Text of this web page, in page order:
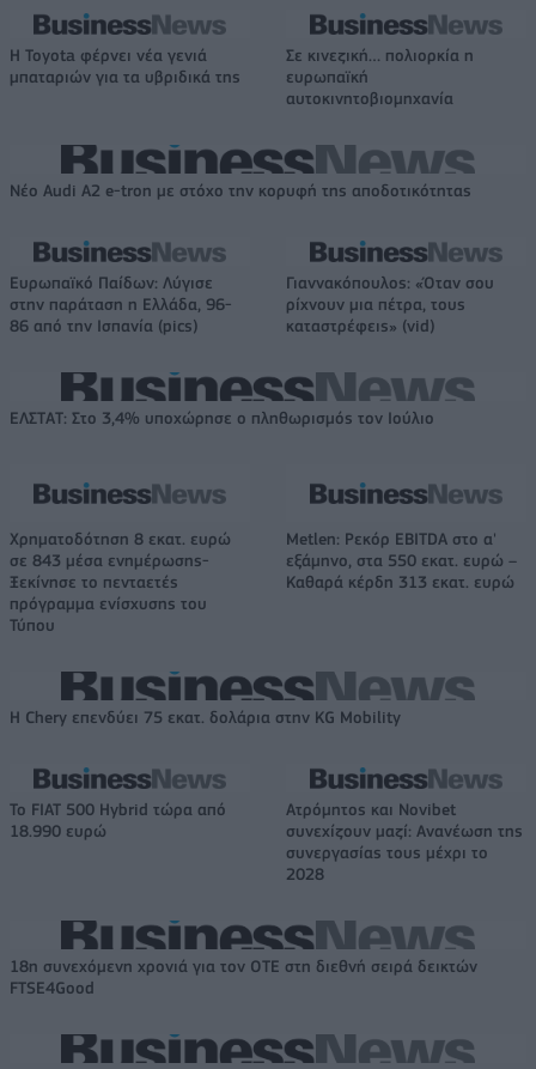
Η Toyota φέρνει νέα γενιά
μπαταριών για τα υβριδικά της
Σε κινεζική… πολιορκία η
ευρωπαϊκή
αυτοκινητοβιομηχανία
Νέο Audi A2 e-tron με στόχο την κορυφή της αποδοτικότητας
Ευρωπαϊκό Παίδων: Λύγισε
στην παράταση η Ελλάδα, 96-
86 από την Ισπανία (pics)
Γιαννακόπουλος: «Όταν σου
ρίχνουν μια πέτρα, τους
καταστρέφεις» (vid)
ΕΛΣΤΑΤ: Στο 3,4% υποχώρησε ο πληθωρισμός τον Ιούλιο
Χρηματοδότηση 8 εκατ. ευρώ
σε 843 μέσα ενημέρωσης-
Ξεκίνησε το πενταετές
πρόγραμμα ενίσχυσης του
Τύπου
Metlen: Ρεκόρ EBITDA στο α'
εξάμηνο, στα 550 εκατ. ευρώ –
Καθαρά κέρδη 313 εκατ. ευρώ
Η Chery επενδύει 75 εκατ. δολάρια στην KG Mobility
Το FIAT 500 Hybrid τώρα από
18.990 ευρώ
Ατρόμητος και Novibet
συνεχίζουν μαζί: Ανανέωση της
συνεργασίας τους μέχρι το
2028
18η συνεχόμενη χρονιά για τον ΟΤΕ στη διεθνή σειρά δεικτών
FTSE4Good